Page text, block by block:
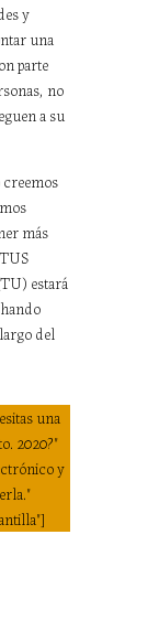
y
una
parte
no
a su
más
estará
del
una
2020?"
y